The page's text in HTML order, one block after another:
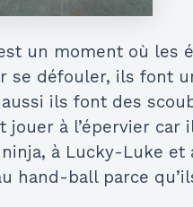
un moment où les
se défouler, ils font
ils font des
jouer à l’épervier
à Lucky-Luke et
hand-ball parce